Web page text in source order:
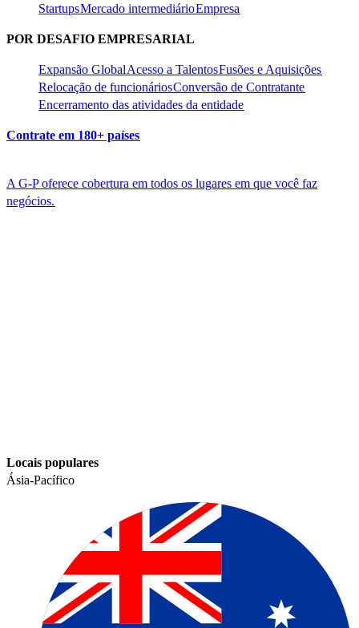
Startups​​Mercado intermediário​​Empresa​​
POR DESAFIO EMPRESARIAL​​
Expansão Global​​Acesso a Talentos​​Fusões e Aquisições​​
Relocação de funcionários​​Conversão de Contratante​​
Encerramento das atividades da entidade​​
Contrate em 180+ países​​
A G-P oferece cobertura em todos os lugares em que você faz
negócios.​​
Locais populares​​
Ásia-Pacífico​​